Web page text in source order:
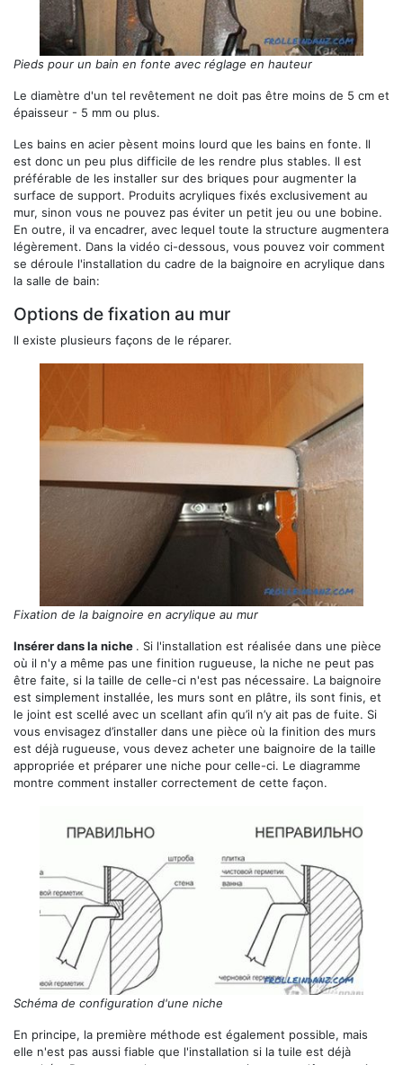
Pieds pour un bain en fonte avec réglage en hauteur
Le diamètre d'un tel revêtement ne doit pas être moins de 5 cm et
épaisseur - 5 mm ou plus.
Les bains en acier pèsent moins lourd que les bains en fonte. Il
est donc un peu plus difficile de les rendre plus stables. Il est
préférable de les installer sur des briques pour augmenter la
surface de support. Produits acryliques fixés exclusivement au
mur, sinon vous ne pouvez pas éviter un petit jeu ou une bobine.
En outre, il va encadrer, avec lequel toute la structure augmentera
légèrement. Dans la vidéo ci-dessous, vous pouvez voir comment
se déroule l'installation du cadre de la baignoire en acrylique dans
la salle de bain:
Options de fixation au mur
Il existe plusieurs façons de le réparer.
Fixation de la baignoire en acrylique au mur
Insérer dans la niche . Si l'installation est réalisée dans une pièce
où il n'y a même pas une finition rugueuse, la niche ne peut pas
être faite, si la taille de celle-ci n'est pas nécessaire. La baignoire
est simplement installée, les murs sont en plâtre, ils sont finis, et
le joint est scellé avec un scellant afin qu’il n’y ait pas de fuite. Si
vous envisagez d’installer dans une pièce où la finition des murs
est déjà rugueuse, vous devez acheter une baignoire de la taille
appropriée et préparer une niche pour celle-ci. Le diagramme
montre comment installer correctement de cette façon.
Schéma de configuration d'une niche
En principe, la première méthode est également possible, mais
elle n'est pas aussi fiable que l'installation si la tuile est déjà